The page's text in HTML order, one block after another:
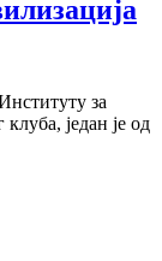
за
један је од